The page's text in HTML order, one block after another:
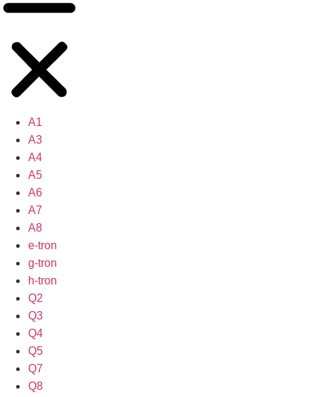
A1
A3
A4
A5
A6
A7
A8
e-tron
g-tron
h-tron
Q2
Q3
Q4
Q5
Q7
Q8